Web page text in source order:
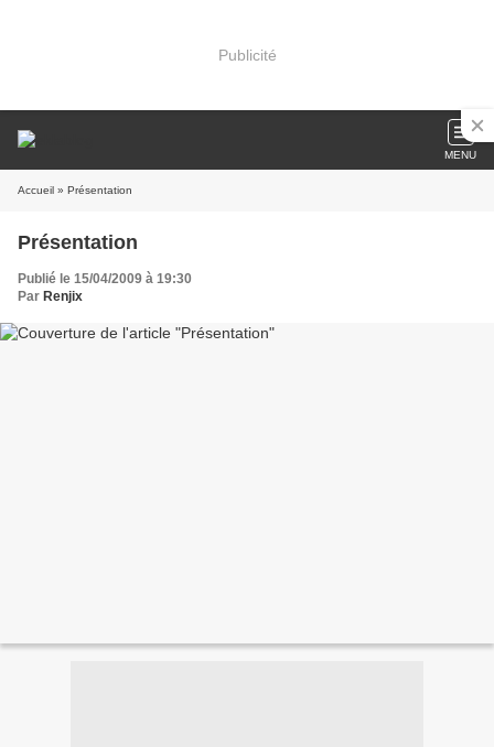
Publicité
MENU
Accueil » Présentation
Présentation
Publié le 15/04/2009 à 19:30
Par Renjix